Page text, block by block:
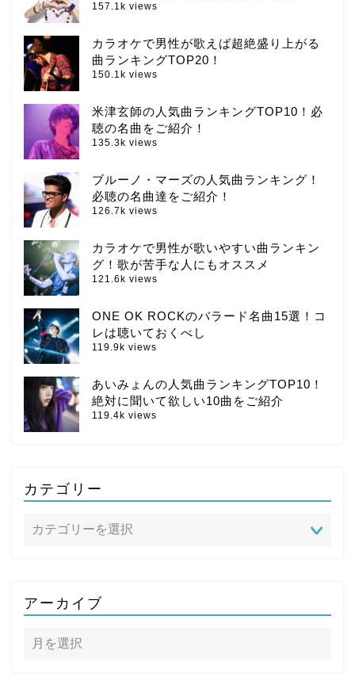
157.1k views
カラオケで男性が歌えば超絶盛り上がる
曲ランキングTOP20！
150.1k views
米津玄師の人気曲ランキングTOP10！必
聴の名曲をご紹介！
135.3k views
ブルーノ・マーズの人気曲ランキング！
必聴の名曲達をご紹介！
126.7k views
カラオケで男性が歌いやすい曲ランキン
グ！歌が苦手な人にもオススメ
121.6k views
ONE OK ROCKのバラード名曲15選！コ
レは聴いておくべし
119.9k views
あいみょんの人気曲ランキングTOP10！
絶対に聞いて欲しい10曲をご紹介
119.4k views
カテゴリー
アーカイブ